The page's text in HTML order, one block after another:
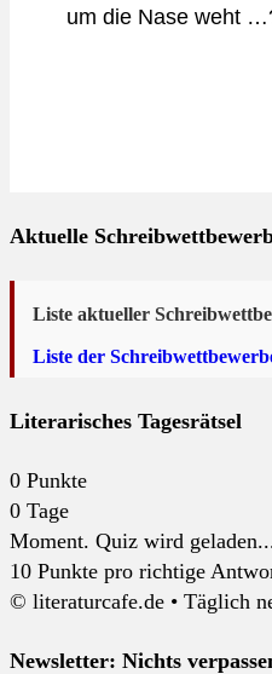
um die Nase weht
Aktuelle
Liste aktueller
Liste der
Literarisches Tagesrätsel
0 Punkte
0 Tage
Moment. Quiz wird
10 Punkte pro richtige
© literaturcafe.de • Täglich
Newsletter: Nichts